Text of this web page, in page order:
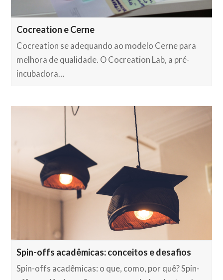
Cocreation e Cerne
Cocreation se adequando ao modelo Cerne para
melhora de qualidade. O Cocreation Lab, a pré-
incubadora…
Spin-offs acadêmicas: conceitos e desafios
Spin-offs acadêmicas: o que, como, por quê? Spin-